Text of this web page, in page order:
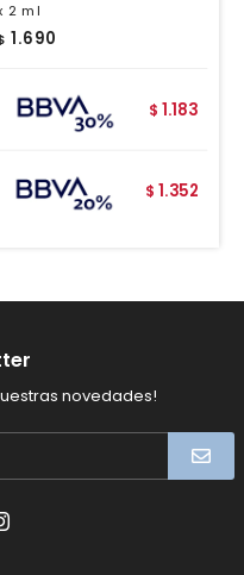
2 ml
1.690
$ 1.183
$ 1.352
novedades!